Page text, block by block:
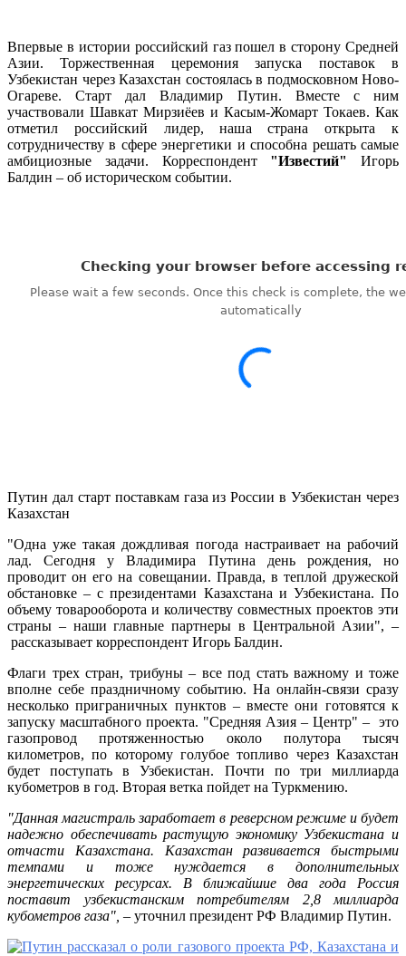
газа
из
России
в
через
Впервые в истории российский газ пошел в сторону Средней
Азии. Торжественная церемония запуска поставок в
Узбекистан через Казахстан состоялась в подмосковном Ново-
Огареве. Старт дал Владимир Путин. Вместе с ним
участвовали Шавкат Мирзиёев и Касым-Жомарт Токаев. Как
отметил российский лидер, наша страна открыта к
сотрудничеству в сфере энергетики и способна решать самые
амбициозные задачи. Корреспондент "Известий"
Игорь
Балдин – об историческом событии.
Путин дал старт поставкам газа из России в Узбекистан через
Казахстан
"Одна уже такая дождливая погода настраивает на рабочий
лад. Сегодня у Владимира Путина день рождения, но
проводит он его на совещании. Правда, в теплой дружеской
обстановке – с президентами Казахстана и Узбекистана. По
объему товарооборота и количеству совместных проектов эти
страны – наши главные партнеры в Центральной Азии", –
рассказывает корреспондент Игорь Балдин.
Флаги трех стран, трибуны – все под стать важному и тоже
вполне себе праздничному событию. На онлайн-связи сразу
несколько приграничных пунктов – вместе они готовятся к
запуску масштабного проекта. "Средняя Азия – Центр" – это
газопровод протяженностью около полутора тысяч
километров, по которому голубое топливо через Казахстан
будет поступать в Узбекистан. Почти по три миллиарда
кубометров в год. Вторая ветка пойдет на Туркмению.
"Данная магистраль заработает в реверсном режиме и будет
надежно обеспечивать растущую экономику Узбекистана и
отчасти Казахстана. Казахстан развивается быстрыми
темпами и тоже нуждается в дополнительных
энергетических ресурсах. В ближайшие два года Россия
поставит узбекистанским потребителям 2,8 миллиарда
кубометров газа", – уточнил президент РФ Владимир Путин.